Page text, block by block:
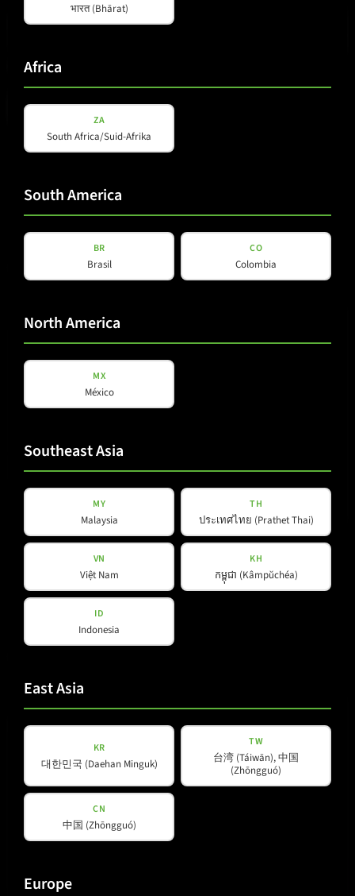
भारत (Bhārat)
Africa
ZA
South Africa/Suid-Afrika
South America
BR
Brasil
CO
Colombia
North America
MX
México
Southeast Asia
MY
Malaysia
TH
ประเทศไทย (Prathet Thai)
VN
Việt Nam
KH
កម្ពុជា (Kâmpŭchéa)
ID
Indonesia
East Asia
KR
대한민국 (Daehan Minguk)
TW
台湾 (Táiwān), 中国
(Zhōngguó)
CN
中国 (Zhōngguó)
Europe